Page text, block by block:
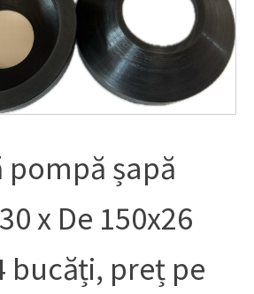
șapă
x De 150x26
bucăți, preț pe